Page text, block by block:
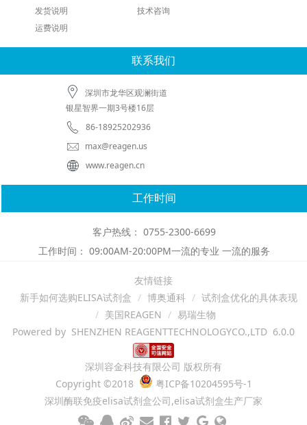
发货说明
运费说明
技术咨询
联系我们
深圳市龙华区观澜街道
银星智界一期3号楼16层
86-18925202936
max@reagen.us
www.reagen.cn
工作时间
客户热线： 0755-2300-6699
工作时间： 09:00AM-20:00PM一流的专业 一流的服务
友情链接
新手如何选购ELISA试剂盒
博奥通科
试剂盒优化的具体表现
美国REAGEN
易瑞生物
Powered by SHENZHEN REAGENTTECHNOLOGYCO.,LTD 6.0.0
深圳容金科技有限公司 版权所有
Copyright ©2018
粤ICP备10204595号-1
深圳酶联免疫elisa试剂盒公司,elisa试剂盒生产厂家